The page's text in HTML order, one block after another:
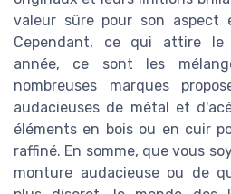
valeur sûre pour son aspect
Cependant, ce qui attire
année, ce sont les
nombreuses marques
audacieuses de métal et
éléments en bois ou en cuir
raffiné. En somme, que vous
monture audacieuse ou de